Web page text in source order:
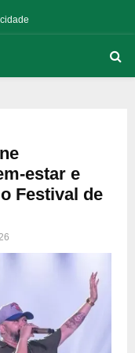
estar e
Festival de